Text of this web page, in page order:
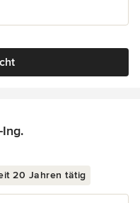
5 Sternen
20 Jahren tätig